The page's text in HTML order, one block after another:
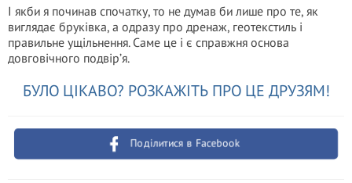
І якби я починав спочатку, то не думав би лише про те, як
виглядає бруківка, а одразу про дренаж, геотекстиль і
правильне ущільнення. Саме це і є справжня основа
довговічного подвір’я.
БУЛО ЦІКАВО? РОЗКАЖІТЬ ПРО ЦЕ ДРУЗЯМ!
Поділитися в Facebook